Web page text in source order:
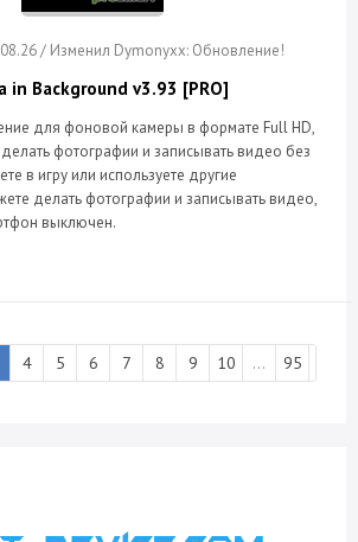
/ Изменил Dymonyxx: Обновление!
in Background v3.93 [PRO]
для фоновой камеры в формате Full HD,
фотографии и записывать видео без
в игру или используете другие
делать фотографии и записывать видео,
выключен.
4 5 6 7 8 9 10 ... 95